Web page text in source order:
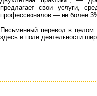
предлагает свои услуги,
профессионалов — не более
Письменный перевод в целом
здесь и поле деятельности